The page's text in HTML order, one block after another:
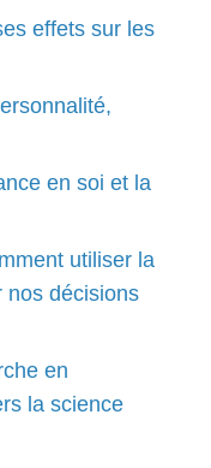
effets sur les
en soi et la
utiliser la
nos décisions
en
la science